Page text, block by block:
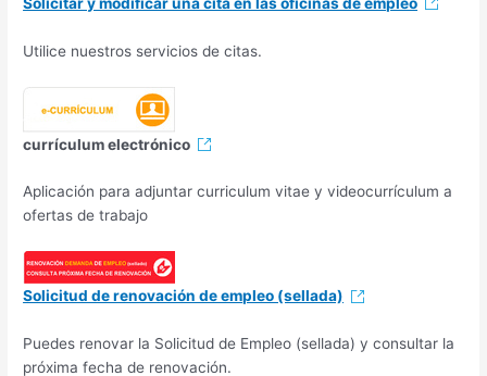
Utilice nuestros servicios de citas.
currículum electrónico
Aplicación para adjuntar curriculum vitae y videocurrículum a
ofertas de trabajo
Solicitud de renovación de empleo (sellada)
Puedes renovar la Solicitud de Empleo (sellada) y consultar la
próxima fecha de renovación.